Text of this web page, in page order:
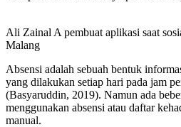
Ali Zainal A pembuat aplikasi saat
Malang
Absensi adalah sebuah bentuk
yang dilakukan setiap hari pada jam
(Basyaruddin, 2019). Namun ada
menggunakan absensi atau daftar
manual.